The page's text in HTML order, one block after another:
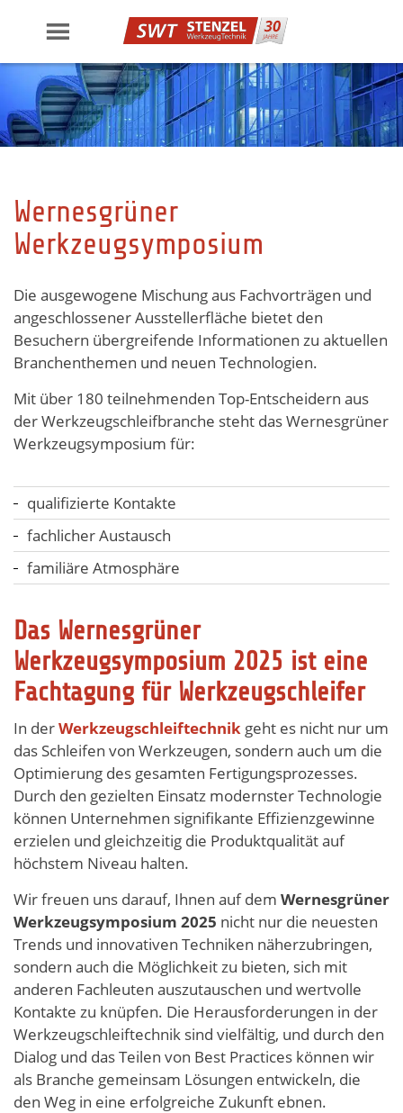
Wernesgrüner
Werkzeugsymposium
Die ausgewogene Mischung aus Fachvorträgen und
angeschlossener Ausstellerfläche bietet den
Besuchern übergreifende Informationen zu aktuellen
Branchenthemen und neuen Technologien.
Mit über 180 teilnehmenden Top-Entscheidern aus
der Werkzeugschleifbranche steht das Wernesgrüner
Werkzeugsymposium für:
qualifizierte Kontakte
fachlicher Austausch
familiäre Atmosphäre
Das Wernesgrüner
Werkzeugsymposium 2025 ist eine
Fachtagung für Werkzeugschleifer
In derWerkzeugschleiftechnik geht es nicht nur um
das Schleifen von Werkzeugen, sondern auch um die
Optimierung des gesamten Fertigungsprozesses.
Durch den gezielten Einsatz modernster Technologie
können Unternehmen signifikante Effizienzgewinne
erzielen und gleichzeitig die Produktqualität auf
höchstem Niveau halten.
Wir freuen uns darauf, Ihnen auf dem Wernesgrüner
Werkzeugsymposium 2025 nicht nur die neuesten
Trends und innovativen Techniken näherzubringen,
sondern auch die Möglichkeit zu bieten, sich mit
anderen Fachleuten auszutauschen und wertvolle
Kontakte zu knüpfen. Die Herausforderungen in der
Werkzeugschleiftechnik sind vielfältig, und durch den
Dialog und das Teilen von Best Practices können wir
als Branche gemeinsam Lösungen entwickeln, die
den Weg in eine erfolgreiche Zukunft ebnen.